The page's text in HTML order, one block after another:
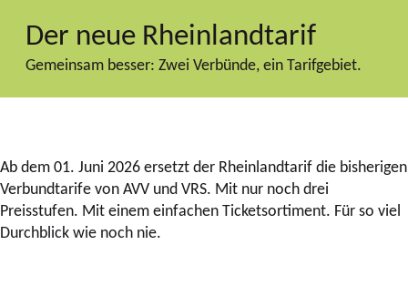
Der neue Rheinlandtarif
Gemeinsam besser: Zwei Verbünde, ein Tarifgebiet.
Ab dem 01. Juni 2026 ersetzt der Rheinlandtarif die bisherigen
Verbundtarife von AVV und VRS. Mit nur noch drei
Preisstufen. Mit einem einfachen Ticketsortiment. Für so viel
Durchblick wie noch nie.